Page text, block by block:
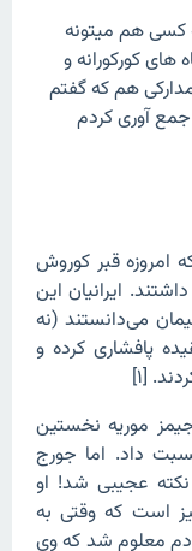
کسی هم میتونه
های کورکورانه و
هم که گفتم
آوری کردم
امروزه قبر کوروش
ایرانیان این
می‌دانستند (نه
پافشاری کرده و
[۱]
سویی‌ مشهور است که در سال ۱۸۰۹ جیمز موریه نخستین
داد. اما جورج
نکته عجیبی شد! او
است که وقتى‏ به
معلوم شد که وى